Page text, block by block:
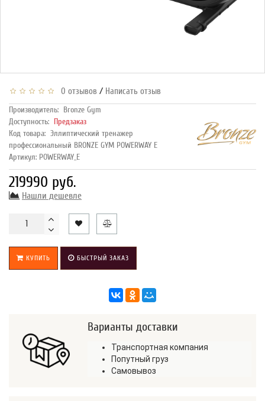
0 отзывов / Написать отзыв
Производитель: Bronze Gym
Доступность: Предзаказ
Код товара: Эллиптический тренажер
профессиональный BRONZE GYM POWERWAY E
Артикул: POWERWAY_E
219990 руб.
Нашли дешевле
КУПИТЬ БЫСТРЫЙ ЗАКАЗ
Варианты доставки
Транспортная компания
Попутный груз
Самовывоз